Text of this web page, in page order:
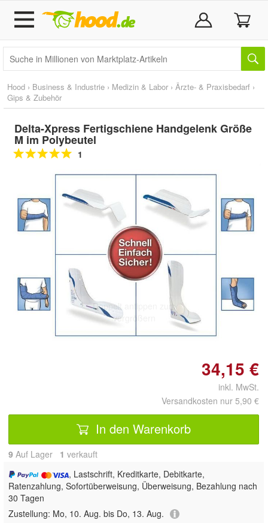
Hood › Business & Industrie › Medizin & Labor › Ärzte- & Praxisbedarf ›
Gips & Zubehör
Delta-Xpress Fertigschiene Handgelenk Größe
M im Polybeutel
1
Doppelt antippen zum
vergrößern
34,15 €
inkl. MwSt.
Versandkosten nur 5,90 €
In den Warenkorb
9 Auf Lager 1 verkauft
, Lastschrift, Kreditkarte, Debitkarte,
Ratenzahlung, Sofortüberweisung, Überweisung, Bezahlung nach
30 Tagen
Zustellung: Mo, 10. Aug. bis Do, 13. Aug.